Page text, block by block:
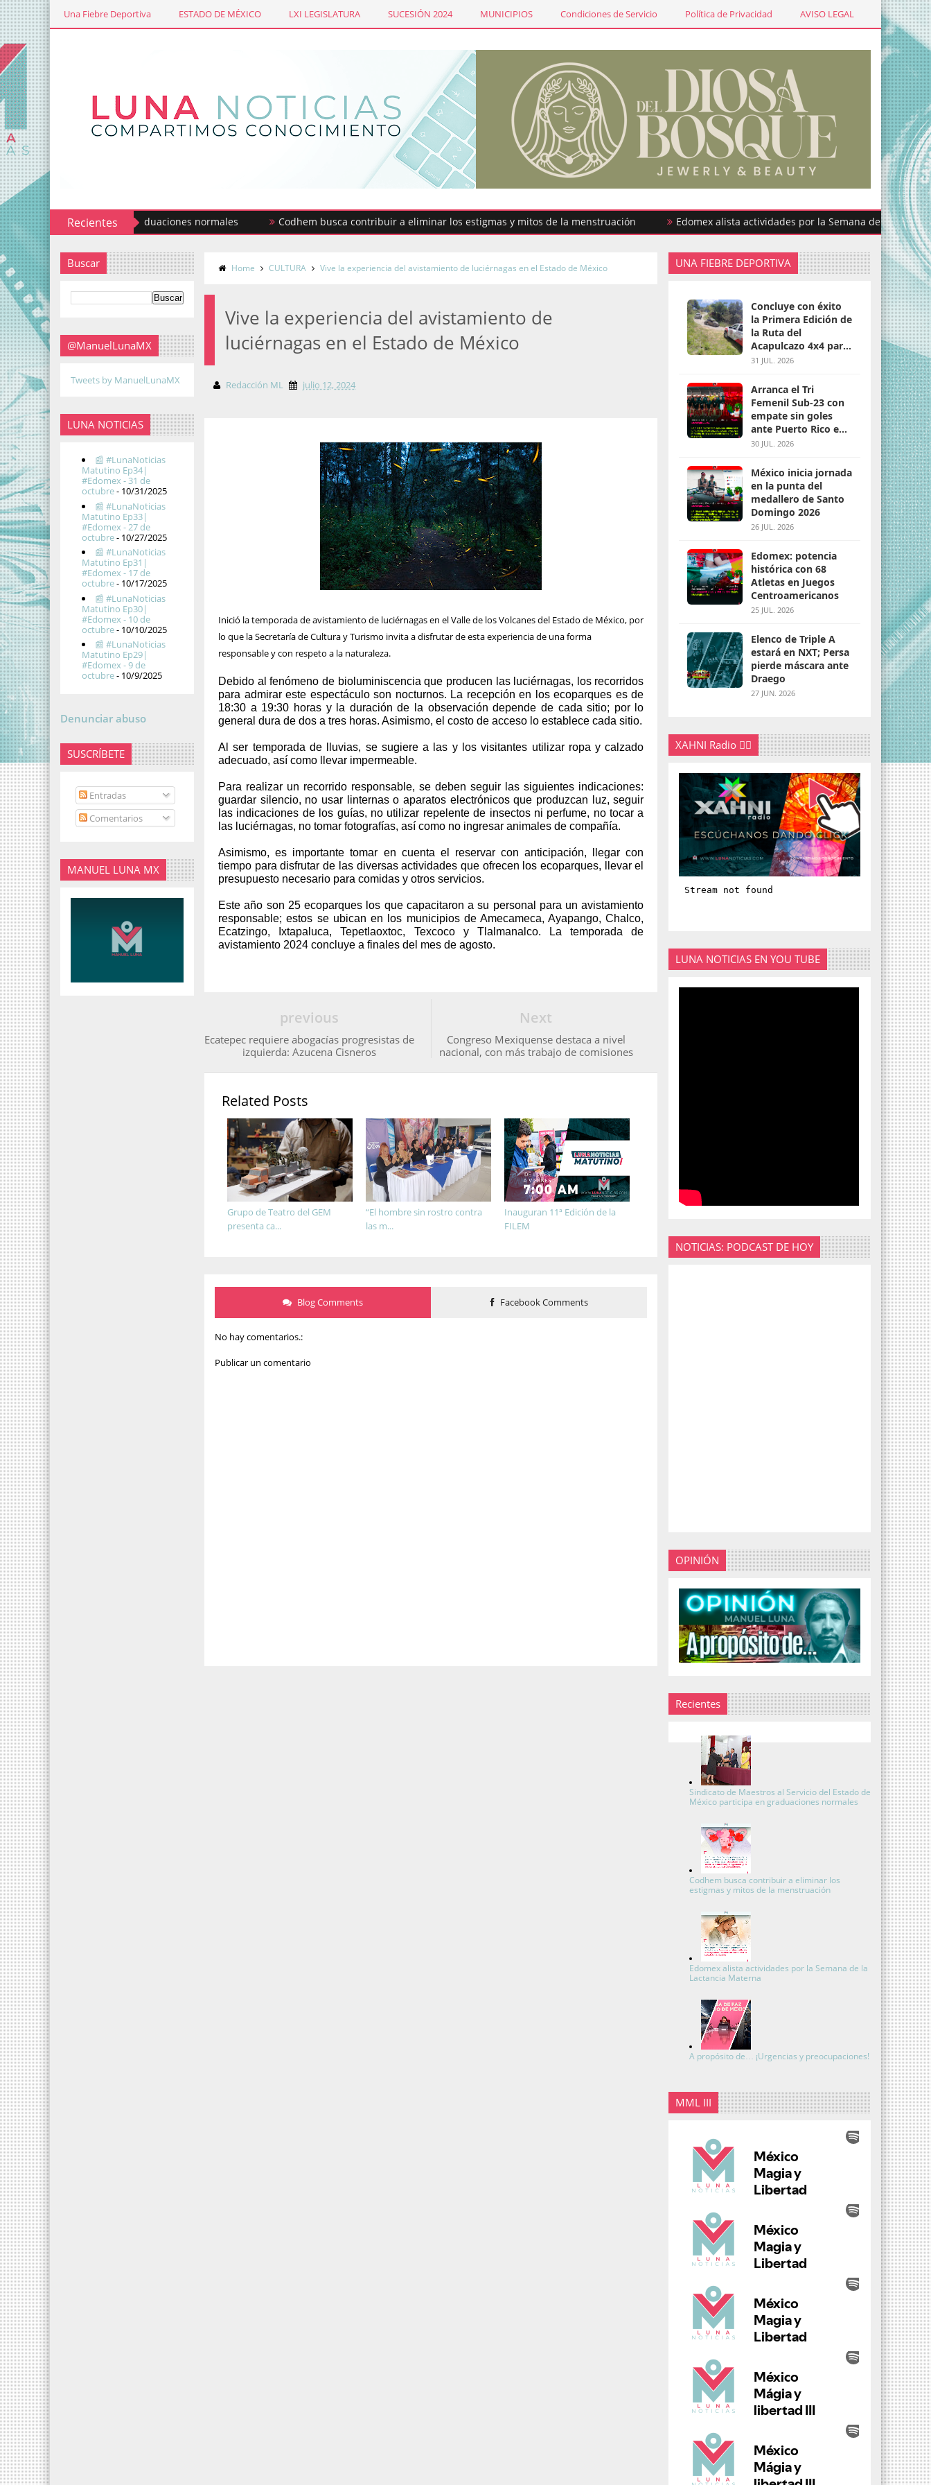
Una Fiebre Deportiva ESTADO DE MÉXICO LXI LEGISLATURA SUCESIÓN 2024 MUNICIPIOS Condiciones de Servicio Política de Privacidad AVISO LEGAL
Recientes
participa en graduaciones normales Codhem busca contribuir a eliminar los estigmas y mitos de la menstruación Edomex alista actividades por la Semana de la Lactancia
Buscar
@ManuelLunaMX
Tweets by ManuelLunaMX
LUNA NOTICIAS
📰 #LunaNoticias
Matutino Ep34|
#Edomex - 31 de
octubre- 10/31/2025
📰 #LunaNoticias
Matutino Ep33|
#Edomex - 27 de
octubre- 10/27/2025
📰 #LunaNoticias
Matutino Ep31|
#Edomex - 17 de
octubre- 10/17/2025
📰 #LunaNoticias
Matutino Ep30|
#Edomex - 10 de
octubre- 10/10/2025
📰 #LunaNoticias
Matutino Ep29|
#Edomex - 9 de
octubre- 10/9/2025
Denunciar abuso
SUSCRÍBETE
Entradas
Comentarios
MANUEL LUNA MX
Home CULTURA Vive la experiencia del avistamiento de luciérnagas en el Estado de México
Vive la experiencia del avistamiento de
luciérnagas en el Estado de México
Redacción ML julio 12, 2024
Inició la temporada de avistamiento de luciérnagas en el Valle de los Volcanes del Estado de México, por
lo que la Secretaría de Cultura y Turismo invita a disfrutar de esta experiencia de una forma
responsable y con respeto a la naturaleza.
Debido al fenómeno de bioluminiscencia que producen las luciérnagas, los recorridos
para admirar este espectáculo son nocturnos. La recepción en los ecoparques es de
18:30 a 19:30 horas y la duración de la observación depende de cada sitio; por lo
general dura de dos a tres horas. Asimismo, el costo de acceso lo establece cada sitio.
Al ser temporada de lluvias, se sugiere a las y los visitantes utilizar ropa y calzado
adecuado, así como llevar impermeable.
Para realizar un recorrido responsable, se deben seguir las siguientes indicaciones:
guardar silencio, no usar linternas o aparatos electrónicos que produzcan luz, seguir
las indicaciones de los guías, no utilizar repelente de insectos ni perfume, no tocar a
las luciérnagas, no tomar fotografías, así como no ingresar animales de compañía.
Asimismo, es importante tomar en cuenta el reservar con anticipación, llegar con
tiempo para disfrutar de las diversas actividades que ofrecen los ecoparques, llevar el
presupuesto necesario para comidas y otros servicios.
Este año son 25 ecoparques los que capacitaron a su personal para un avistamiento
responsable; estos se ubican en los municipios de Amecameca, Ayapango, Chalco,
Ecatzingo, Ixtapaluca, Tepetlaoxtoc, Texcoco y Tlalmanalco. La temporada de
avistamiento 2024 concluye a finales del mes de agosto.
Next
Congreso Mexiquense destaca a nivel
nacional, con más trabajo de comisiones
previous
Ecatepec requiere abogacías progresistas de
izquierda: Azucena Cisneros
Related Posts
Inauguran 11ª Edición de la
FILEM
“El hombre sin rostro contra
las m...
Grupo de Teatro del GEM
presenta ca...
Blog Comments Facebook Comments
No hay comentarios.:
Publicar un comentario
UNA FIEBRE DEPORTIVA
Concluye con éxito
la Primera Edición de
la Ruta del
Acapulcazo 4x4 para
parejas
31 JUL. 2026
Arranca el Tri
Femenil Sub-23 con
empate sin goles
ante Puerto Rico en
Santo Domingo 2026
30 JUL. 2026
México inicia jornada
en la punta del
medallero de Santo
Domingo 2026
26 JUL. 2026
Edomex: potencia
histórica con 68
Atletas en Juegos
Centroamericanos
25 JUL. 2026
Elenco de Triple A
estará en NXT; Persa
pierde máscara ante
Draego
27 JUN. 2026
XAHNI Radio 👇🏽
LUNA NOTICIAS EN YOU TUBE
NOTICIAS: PODCAST DE HOY
OPINIÓN
Recientes
Sindicato de Maestros al Servicio del Estado de
México participa en graduaciones normales
Codhem busca contribuir a eliminar los
estigmas y mitos de la menstruación
Edomex alista actividades por la Semana de la
Lactancia Materna
A propósito de… ¡Urgencias y preocupaciones!
MML III